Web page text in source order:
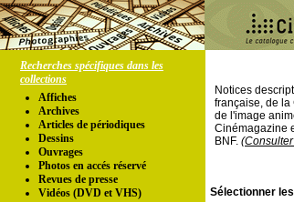
Recherches spécifiques dans les
collections
Affiches
Archives
Articles de périodiques
Dessins
Ouvrages
Photos en accés réservé
Revues de presse
Vidéos (DVD et VHS)
Notices
française, de la
de l'image
Cinémagazine
BNF.
Sélectionner